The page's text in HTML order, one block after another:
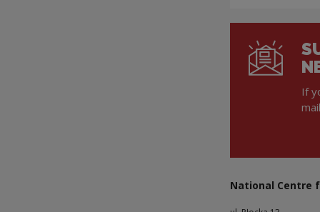
If
National Centre